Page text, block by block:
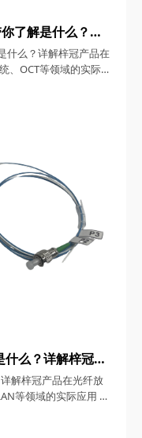
了解是什么？详
通信、航天与雷达
什么？详解梓冠产品在
、OCT等领域的实际
的光通信与探测技术
，成为了众多高科技
么？详解梓冠产
系统、
解梓冠产品在光纤放
等领域的实际应用
猛发展的今天，凭借
场景，成为了光纤网